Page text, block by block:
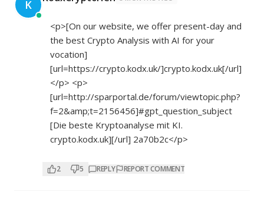
K
<p>[On our website, we offer present-day and
the best Crypto Analysis with AI for your
vocation]
[url=https://crypto.kodx.uk/]crypto.kodx.uk[/url]
</p> <p>
[url=http://sparportal.de/forum/viewtopic.php?
f=2&amp;t=2156456]#gpt_question_subject
[Die beste Kryptoanalyse mit KI.
crypto.kodx.uk][/url] 2a70b2c</p>
2 5 REPLY REPORT COMMENT